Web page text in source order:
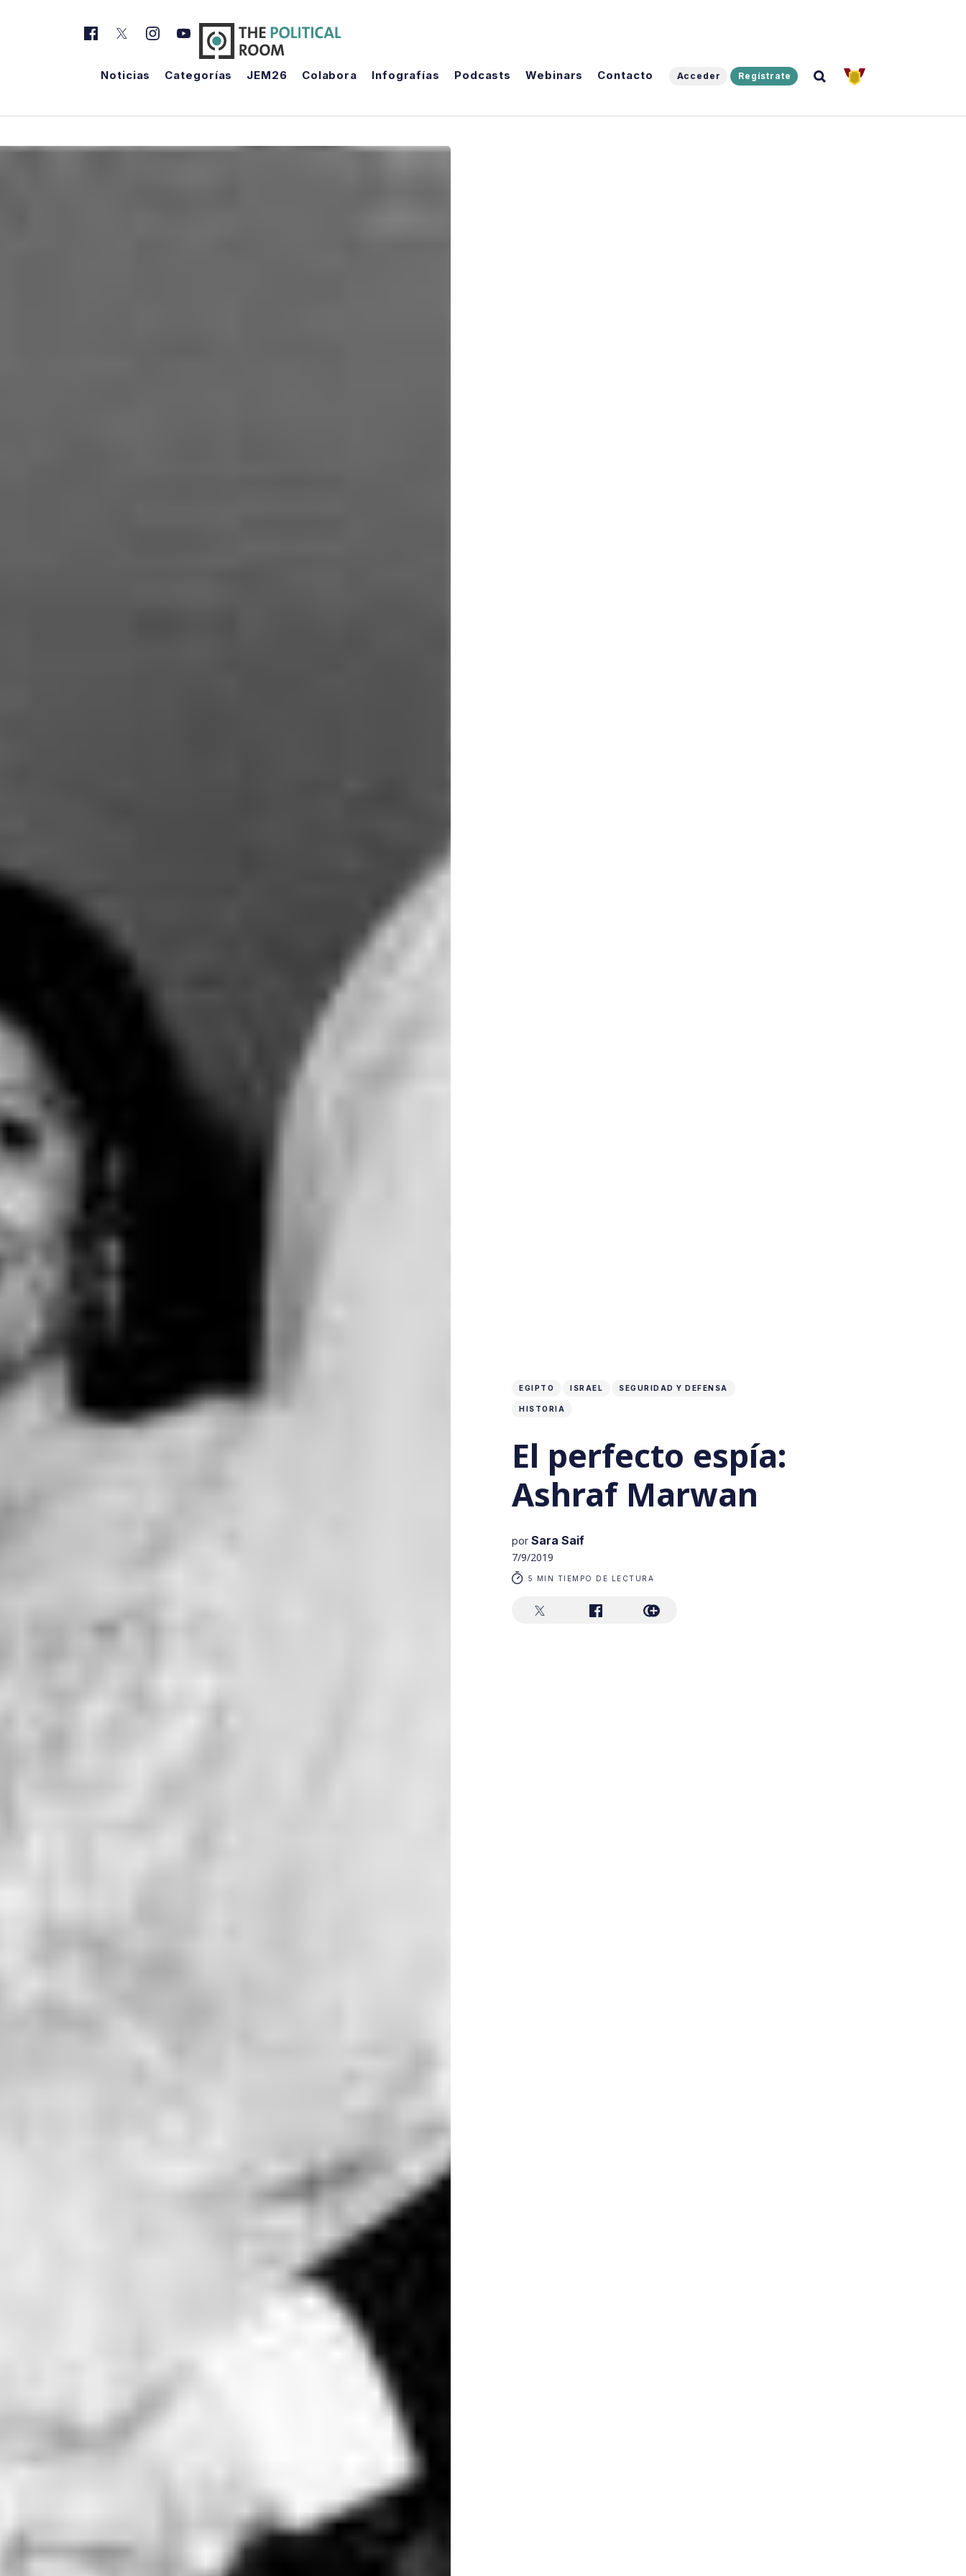
Noticias Categorías JEM26 Colabora Infografías Podcasts Webinars Contacto Acceder Regístrate
EGIPTO ISRAEL SEGURIDAD Y DEFENSA
HISTORIA
El perfecto espía:
Ashraf Marwan
por Sara Saif
7/9/2019
5 MIN TIEMPO DE LECTURA